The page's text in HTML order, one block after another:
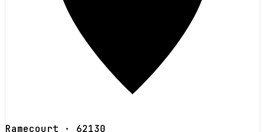
Ramecourt · 62130